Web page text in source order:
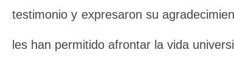
testimonio y expresaron su
les han permitido afrontar la vida